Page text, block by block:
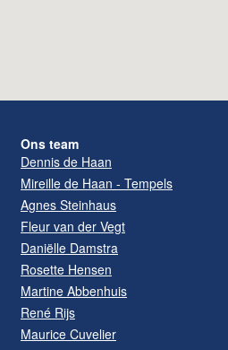
Ons team
Dennis de Haan
Mireille de Haan - Tempels
Agnes Steinhaus
Fleur van der Vegt
Daniëlle Damstra
Rosette Hensen
Martine Abbenhuis
René Rijs
Maurice Cuvelier